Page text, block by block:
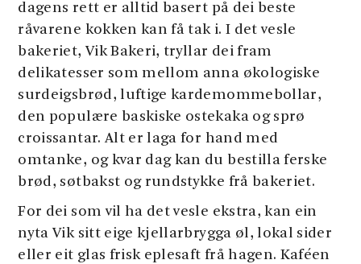
dagens rett er alltid basert på dei beste
råvarene kokken kan få tak i. I det vesle
bakeriet, Vik Bakeri, tryllar dei fram
delikatesser som mellom anna økologiske
surdeigsbrød, luftige kardemommebollar,
den populære baskiske ostekaka og sprø
croissantar. Alt er laga for hand med
omtanke, og kvar dag kan du bestilla ferske
brød, søtbakst og rundstykke frå bakeriet.
For dei som vil ha det vesle ekstra, kan ein
nyta Vik sitt eige kjellarbrygga øl, lokal sider
eller eit glas frisk eplesaft frå hagen. Kaféen